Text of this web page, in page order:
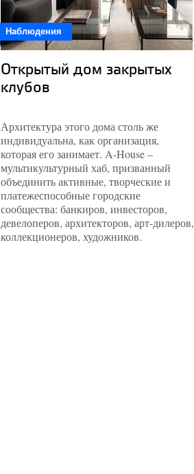
Наблюдения
Открытый дом закрытых
клубов
Архитектура этого дома столь же
индивидуальна, как организация,
которая его занимает. A-House –
мультикультурный хаб, призванный
объединить активные, творческие и
платежеспособные городские
сообщества: банкиров, инвесторов,
девелоперов, архитекторов, арт-дилеров,
коллекционеров, художников.